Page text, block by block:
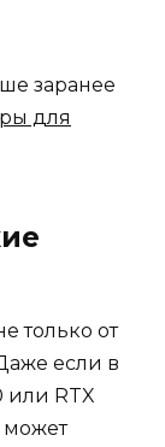
заранее
для
только от
если в
или RTX
может